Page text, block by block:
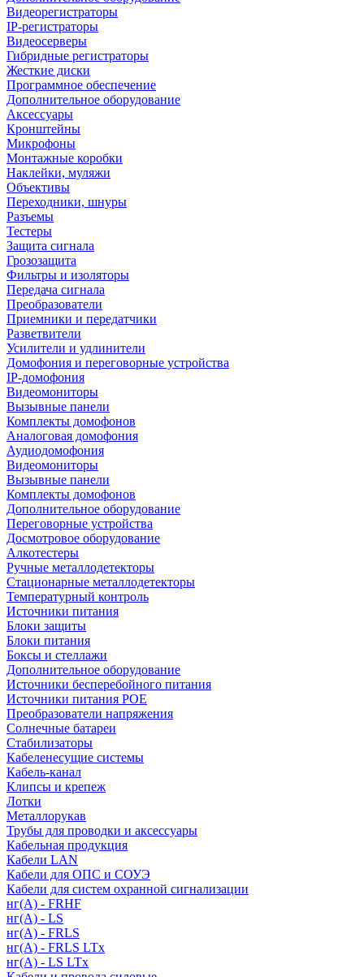
Видеорегистраторы
IP-регистраторы
Видеосерверы
Гибридные регистраторы
Жесткие диски
Программное обеспечение
Дополнительное оборудование
Аксессуары
Кронштейны
Микрофоны
Монтажные коробки
Наклейки, муляжи
Объективы
Переходники, шнуры
Разъемы
Тестеры
Защита сигнала
Грозозащита
Фильтры и изоляторы
Передача сигнала
Преобразователи
Приемники и передатчики
Разветвители
Усилители и удлинители
Домофония и переговорные устройства
IP-домофония
Видеомониторы
Вызывные панели
Комплекты домофонов
Аналоговая домофония
Аудиодомофония
Видеомониторы
Вызывные панели
Комплекты домофонов
Дополнительное оборудование
Переговорные устройства
Досмотровое оборудование
Алкотестеры
Ручные металлодетекторы
Стационарные металлодетекторы
Температурный контроль
Источники питания
Блоки защиты
Блоки питания
Боксы и стеллажи
Дополнительное оборудование
Источники бесперебойного питания
Источники питания POE
Преобразователи напряжения
Солнечные батареи
Стабилизаторы
Кабеленесущие системы
Кабель-канал
Клипсы и крепеж
Лотки
Металлорукав
Трубы для проводки и аксессуары
Кабельная продукция
Кабели LAN
Кабели для ОПС и СОУЭ
Кабели для систем охранной сигнализации
нг(A) - FRHF
нг(A) - LS
нг(А) - FRLS
нг(А) - FRLS LTx
нг(А) - LS LTx